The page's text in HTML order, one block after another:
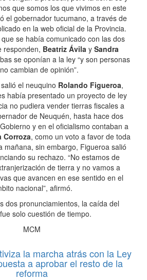
que somos los que vivimos en este
el gobernador tucumano, a través de
en la web oficial de la Provincia.
se había comunicado con las dos
responden, Beatriz Ávila y Sandra
se oponían a la ley “y son personas
cambian de opinión”.
el neuquino Rolando Figueroa,
había presentado un proyecto de ley
no pudiera vender tierras fiscales a
de Neuquén, hasta hace dos
y en el oficialismo contaban a
Corroza, como un voto a favor de toda
mañana, sin embargo, Figueroa salió
su rechazo. “No estamos de
de tierra y no vamos a
que avancen en ese sentido en el
nacional”, afirmó.
dos pronunciamientos, la caída del
solo cuestión de tiempo.
MCM
la marcha atrás con la Ley
a aprobar el resto de la
reforma